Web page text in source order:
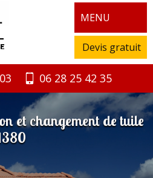
MENU
Devis gratuit
06 28 25 42 35
et changement de tuile